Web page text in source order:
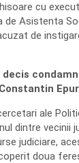
cu
de Asistenta
de
ale
dintre vecinii
judiciare,
doua